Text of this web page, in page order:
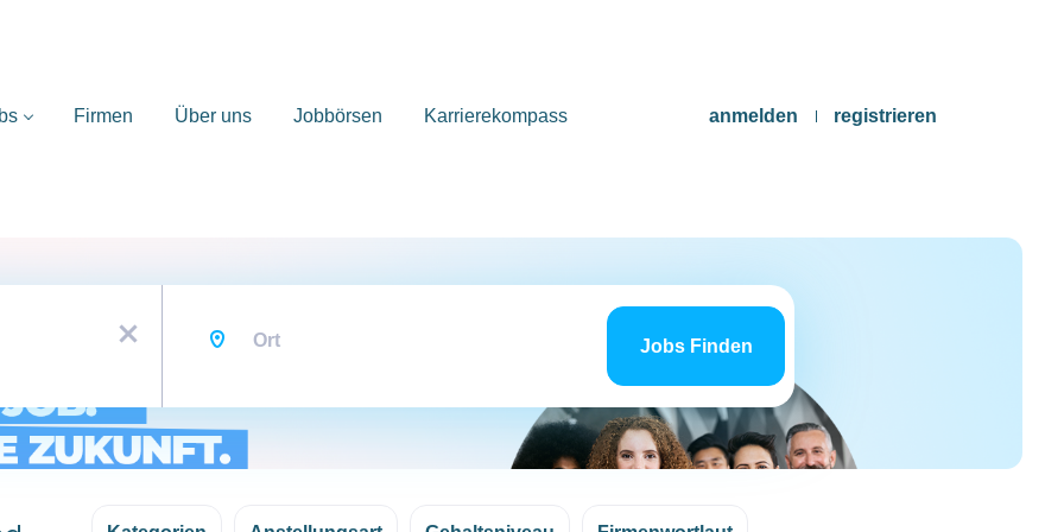
anmelden registrieren
Firmen Über uns Jobbörsen Karrierekompass
x
Jobs
findenJobs Finden